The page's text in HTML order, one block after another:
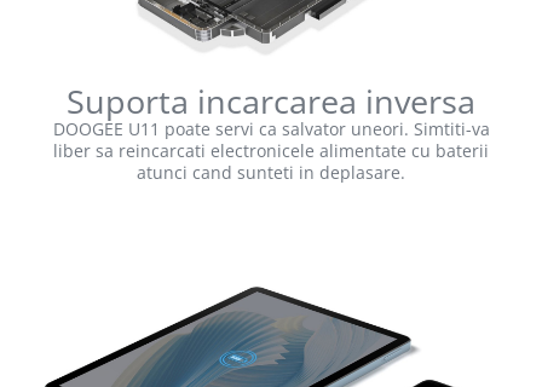
Suporta incarcarea inversa
DOOGEE U11 poate servi ca salvator uneori. Simtiti-va
liber sa reincarcati electronicele alimentate cu baterii
atunci cand sunteti in deplasare.